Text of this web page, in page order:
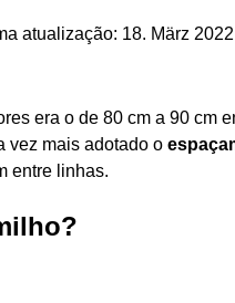
atualização: 18. März 2022
era o de 80 cm a 90 cm
vez mais adotado o
entre linhas.